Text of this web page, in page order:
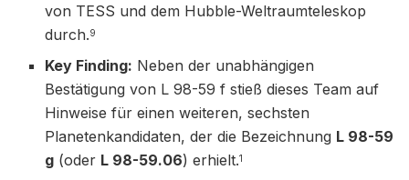
von TESS und dem Hubble-Weltraumteleskop
durch.9
Key Finding: Neben der unabhängigen
Bestätigung von L 98-59 f stieß dieses Team auf
Hinweise für einen weiteren, sechsten
Planetenkandidaten, der die Bezeichnung L 98-59
g (oder L 98-59.06) erhielt.1